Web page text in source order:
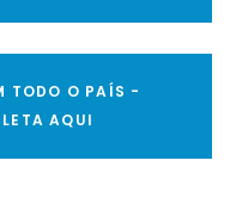
TODO O PAÍS -
AQUI